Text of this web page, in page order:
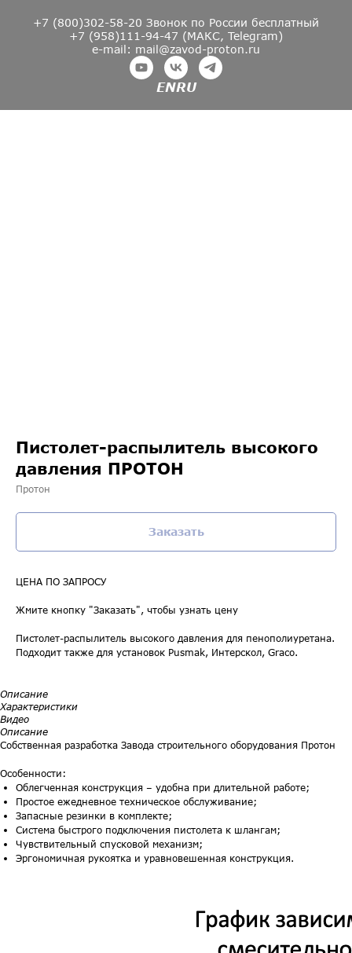
+7 (800)302-58-20 Звонок по России бесплатный
+7 (958)111-94-47 (МАКС, Telegram)
e-mail: mail@zavod-proton.ru
ENRU
Пистолет-распылитель высокого
давления ПРОТОН
Протон
Заказать
ЦЕНА ПО ЗАПРОСУ
Жмите кнопку "Заказать", чтобы узнать цену
Пистолет-распылитель высокого давления для пенополиуретана.
Подходит также для установок Pusmak, Интерскол, Graco.
Описание
Характеристики
Видео
Описание
Собственная разработка Завода строительного оборудования Протон
Особенности:
Облегченная конструкция – удобна при длительной работе;
Простое ежедневное техническое обслуживание;
Запасные резинки в комплекте;
Система быстрого подключения пистолета к шлангам;
Чувствительный спусковой механизм;
Эргономичная рукоятка и уравновешенная конструкция.